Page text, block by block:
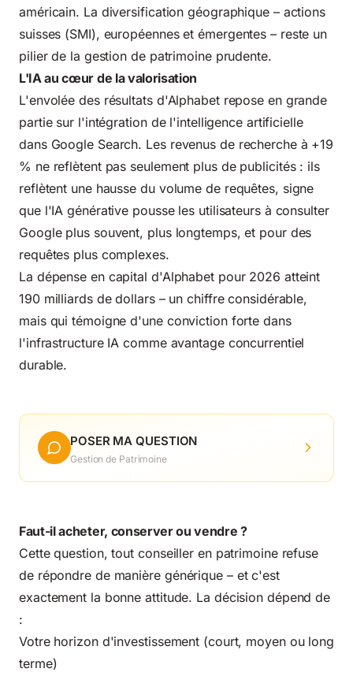
américain. La diversification géographique – actions
suisses (SMI), européennes et émergentes – reste un
pilier de la gestion de patrimoine prudente.
L'IA au cœur de la valorisation
L'envolée des résultats d'Alphabet repose en grande
partie sur l'intégration de l'intelligence artificielle
dans Google Search. Les revenus de recherche à +19
% ne reflètent pas seulement plus de publicités : ils
reflètent une hausse du volume de requêtes, signe
que l'IA générative pousse les utilisateurs à consulter
Google plus souvent, plus longtemps, et pour des
requêtes plus complexes.
La dépense en capital d'Alphabet pour 2026 atteint
190 milliards de dollars – un chiffre considérable,
mais qui témoigne d'une conviction forte dans
l'infrastructure IA comme avantage concurrentiel
durable.
POSER MA QUESTION
Gestion de Patrimoine
Faut-il acheter, conserver ou vendre ?
Cette question, tout conseiller en patrimoine refuse
de répondre de manière générique – et c'est
exactement la bonne attitude. La décision dépend de
:
Votre horizon d'investissement (court, moyen ou long
terme)